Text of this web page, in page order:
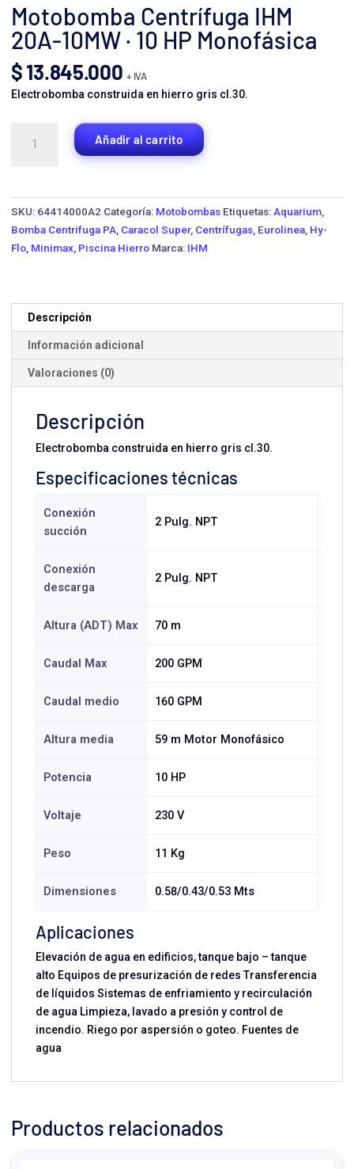
Motobomba Centrífuga IHM
20A-10MW · 10 HP Monofásica
$13.845.000 + IVA
Electrobomba construida en hierro gris cl.30.
Centrífuga
Añadir al carrito
SKU: 64414000A2 Categoría: Motobombas Etiquetas: Aquarium
Bomba Centrifuga PA Caracol Super, Centrífugas Eurolinea Hy-
Flo Minimax Piscina Hierro Marca: IHM
Descripción
Información adicional
Valoraciones (0)
Descripción
Electrobomba construida en hierro gris cl.30.
Especificaciones técnicas
Conexión
succión
2 Pulg. NPT
Conexión
descarga
2 Pulg. NPT
Altura (ADT) Max 70 m
Caudal Max 200 GPM
Caudal medio 160 GPM
Altura media 59 m Motor Monofásico
Potencia 10 HP
Voltaje 230 V
Peso 11 Kg
Dimensiones 0.58/0.43/0.53 Mts
Aplicaciones
Elevación de agua en edificios, tanque bajo – tanque
alto Equipos de presurización de redes Transferencia
de líquidos Sistemas de enfriamiento y recirculación
de agua Limpieza, lavado a presión y control de
incendio. Riego por aspersión o goteo. Fuentes de
agua
Productos relacionados